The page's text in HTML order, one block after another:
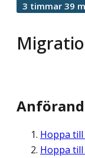
3 timmar 39
Hoppa till
Hoppa till